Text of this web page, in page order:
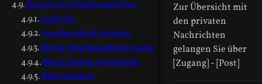
Ihr privater Zwischenspeicher
Funktion
Speicherinhalt anzeigen
Bild in Zwischenspeicher laden
Bild in Rubrik verschieben
Bild verlinken
Zur Übersicht mit
den privaten
Nachrichten
gelangen Sie über
[Zugang] - [Post]